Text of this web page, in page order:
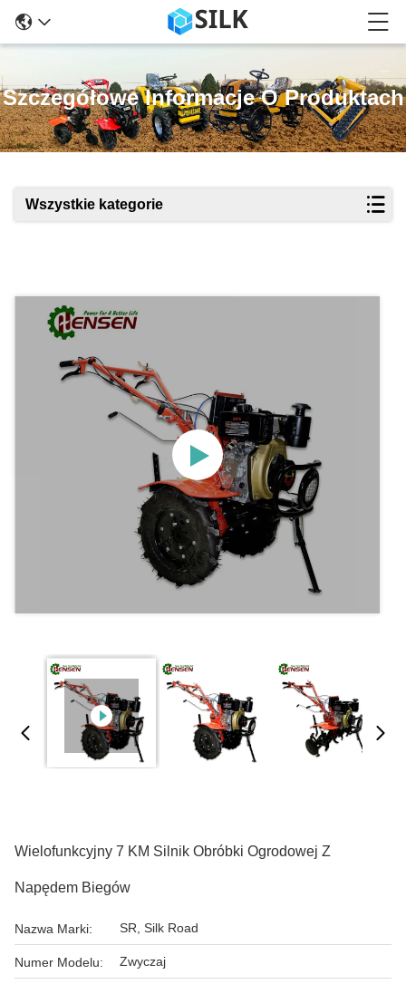
Szczegółowe Informacje O Produktach
Wszystkie kategorie
Wielofunkcyjny 7 KM Silnik Obróbki Ogrodowej Z
Napędem Biegów
Nazwa Marki: SR, Silk Road
Numer Modelu: Zwyczaj